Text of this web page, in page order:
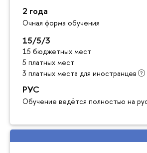
2 года
Очная форма обучения
15/5/3
15 бюджетных мест
5 платных мест
3 платных места для иностранцев
РУС
Обучение ведётся полностью на